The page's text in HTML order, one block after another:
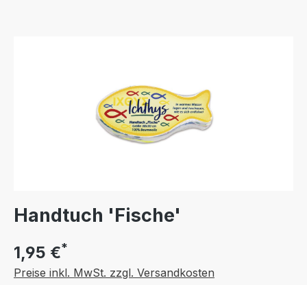
Handtuch 'Fische'
1,95 €*
Preise inkl. MwSt. zzgl. Versandkosten